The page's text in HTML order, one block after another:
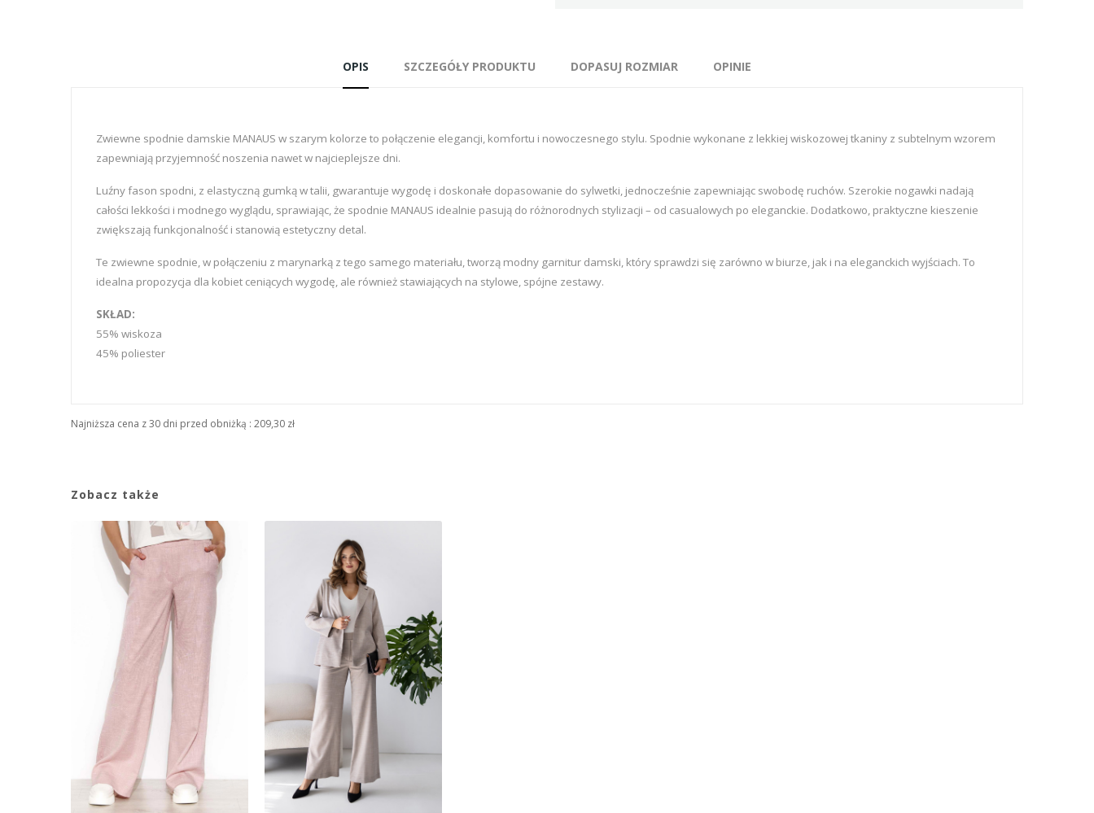
OPIS SZCZEGÓŁY PRODUKTU DOPASUJ ROZMIAR OPINIE
Zwiewne spodnie damskie MANAUS w szarym kolorze to połączenie elegancji, komfortu i nowoczesnego stylu. Spodnie wykonane z lekkiej wiskozowej tkaniny z subtelnym wzorem
zapewniają przyjemność noszenia nawet w najcieplejsze dni.
Luźny fason spodni, z elastyczną gumką w talii, gwarantuje wygodę i doskonałe dopasowanie do sylwetki, jednocześnie zapewniając swobodę ruchów. Szerokie nogawki nadają
całości lekkości i modnego wyglądu, sprawiając, że spodnie MANAUS idealnie pasują do różnorodnych stylizacji – od casualowych po eleganckie. Dodatkowo, praktyczne kieszenie
zwiększają funkcjonalność i stanowią estetyczny detal.
Te zwiewne spodnie, w połączeniu z marynarką z tego samego materiału, tworzą modny garnitur damski, który sprawdzi się zarówno w biurze, jak i na eleganckich wyjściach. To
idealna propozycja dla kobiet ceniących wygodę, ale również stawiających na stylowe, spójne zestawy.
SKŁAD:
55% wiskoza
45% poliester
Najniższa cena z 30 dni przed obniżką : 209,30 zł
Zobacz także